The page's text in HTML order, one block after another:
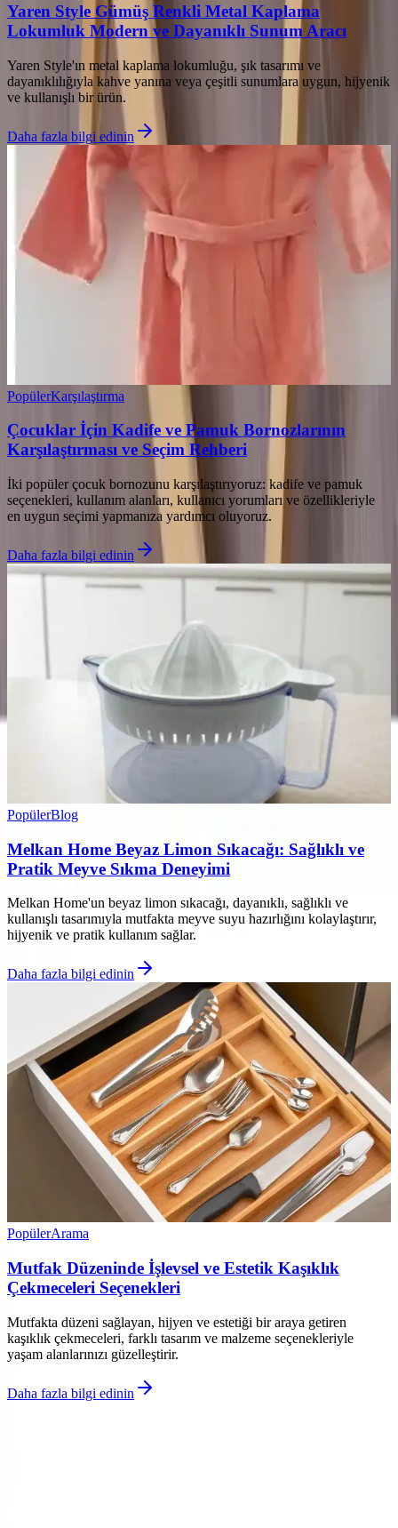
Yaren Style Gümüş Renkli Metal Kaplama
Lokumluk Modern ve Dayanıklı Sunum Aracı
Yaren Style'ın metal kaplama lokumluğu, şık tasarımı ve
dayanıklılığıyla kahve yanına veya çeşitli sunumlara uygun, hijyenik
ve kullanışlı bir ürün.
Daha fazla bilgi edinin
PopülerKarşılaştırma
Çocuklar İçin Kadife ve Pamuk Bornozlarının
Karşılaştırması ve Seçim Rehberi
İki popüler çocuk bornozunu karşılaştırıyoruz: kadife ve pamuk
seçenekleri, kullanım alanları, kullanıcı yorumları ve özellikleriyle
en uygun seçimi yapmanıza yardımcı oluyoruz.
Daha fazla bilgi edinin
PopülerBlog
Melkan Home Beyaz Limon Sıkacağı: Sağlıklı ve
Pratik Meyve Sıkma Deneyimi
Melkan Home'un beyaz limon sıkacağı, dayanıklı, sağlıklı ve
kullanışlı tasarımıyla mutfakta meyve suyu hazırlığını kolaylaştırır,
hijyenik ve pratik kullanım sağlar.
Daha fazla bilgi edinin
PopülerArama
Mutfak Düzeninde İşlevsel ve Estetik Kaşıklık
Çekmeceleri Seçenekleri
Mutfakta düzeni sağlayan, hijyen ve estetiği bir araya getiren
kaşıklık çekmeceleri, farklı tasarım ve malzeme seçenekleriyle
yaşam alanlarınızı güzelleştirir.
Daha fazla bilgi edinin